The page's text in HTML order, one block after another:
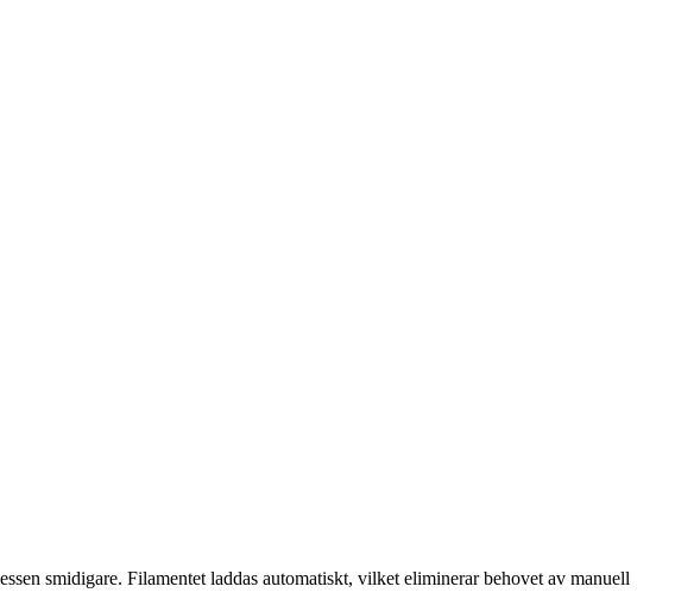
smidigare. Filamentet laddas automatiskt, vilket eliminerar behovet av manuell